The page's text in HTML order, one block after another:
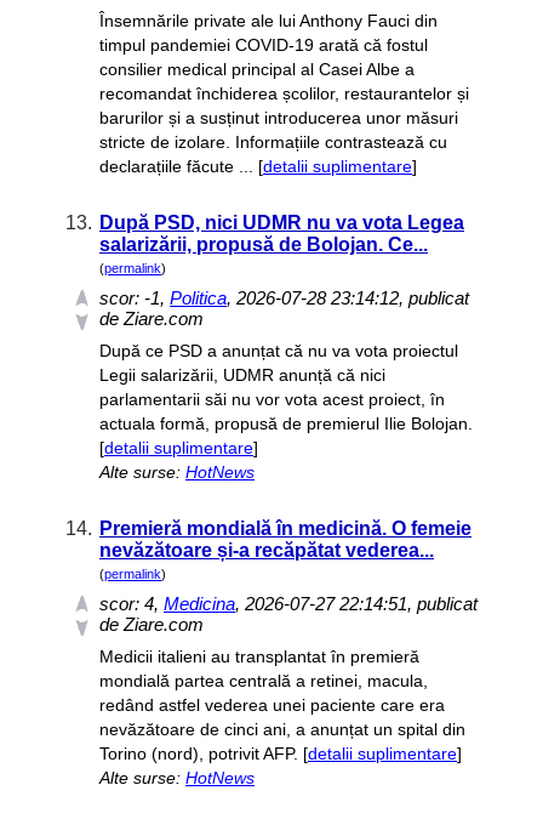
Însemnările private ale lui Anthony Fauci din
timpul pandemiei COVID-19 arată că fostul
consilier medical principal al Casei Albe a
recomandat închiderea școlilor, restaurantelor și
barurilor și a susținut introducerea unor măsuri
stricte de izolare. Informațiile contrastează cu
declarațiile făcute ... [detalii suplimentare]
13. După PSD, nici UDMR nu va vota Legea
salarizării, propusă de Bolojan. Ce...
(permalink)
scor: -1, Politica, 2026-07-28 23:14:12, publicat
de Ziare.com
După ce PSD a anunțat că nu va vota proiectul
Legii salarizării, UDMR anunță că nici
parlamentarii săi nu vor vota acest proiect, în
actuala formă, propusă de premierul Ilie Bolojan.
[detalii suplimentare]
Alte surse: HotNews
14. Premieră mondială în medicină. O femeie
nevăzătoare și-a recăpătat vederea...
(permalink)
scor: 4, Medicina, 2026-07-27 22:14:51, publicat
de Ziare.com
Medicii italieni au transplantat în premieră
mondială partea centrală a retinei, macula,
redând astfel vederea unei paciente care era
nevăzătoare de cinci ani, a anunțat un spital din
Torino (nord), potrivit AFP. [detalii suplimentare]
Alte surse: HotNews